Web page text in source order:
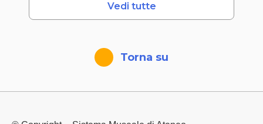
Torna su
Vedi tutte